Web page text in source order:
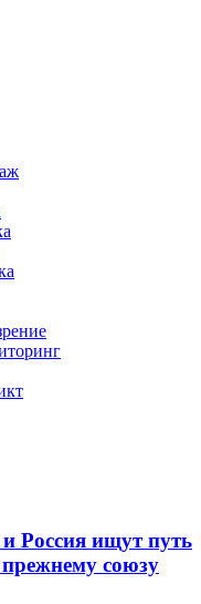
Россия ищут путь
союзу